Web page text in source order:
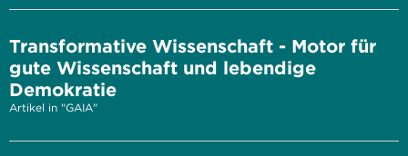
Transformative Wissenschaft - Motor für
gute Wissenschaft und lebendige
Demokratie
Artikel in "GAIA"